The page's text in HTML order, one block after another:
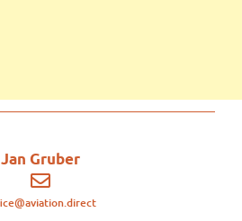
Jan Gruber